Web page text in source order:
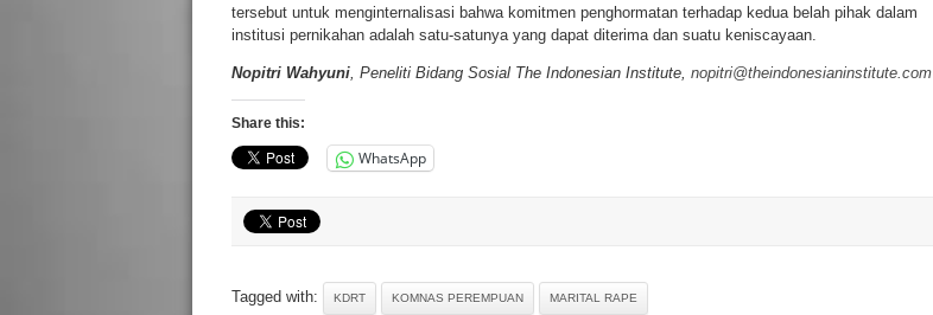
tersebut untuk menginternalisasi bahwa komitmen penghormatan terhadap kedua belah pihak dalam
institusi pernikahan adalah satu-satunya yang dapat diterima dan suatu keniscayaan.
Nopitri Wahyuni, Peneliti Bidang Sosial The Indonesian Institute, nopitri@theindonesianinstitute.com
Share this:
WhatsApp
Tagged with: KDRT KOMNAS PEREMPUAN MARITAL RAPE